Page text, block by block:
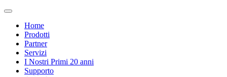
Home
Prodotti
Partner
Servizi
I Nostri Primi 20 anni
Supporto